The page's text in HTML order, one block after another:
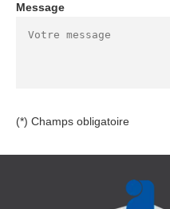
Message
(*) Champs obligatoire